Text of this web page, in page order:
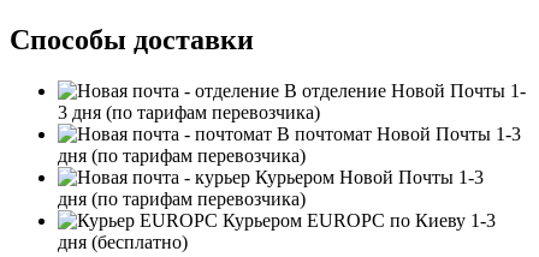
Способы доставки
В отделение Новой Почты 1-
3 дня (по тарифам перевозчика)
В почтомат Новой Почты 1-3
дня (по тарифам перевозчика)
Курьером Новой Почты 1-3
дня (по тарифам перевозчика)
Курьером EUROPC по Киеву 1-3
дня (бесплатно)